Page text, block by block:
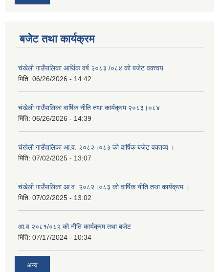
बजेट तथा कार्यक्रम
चंखेली गाउँपालिका आर्थिक वर्ष २०८३ /०८४ को बजेट वक्त्वय
मिति: 06/26/2026 - 14:42
चंखेली गाउँपालिका वार्षिक नीति तथा कार्यक्रम २०८३।०८४
मिति: 06/26/2026 - 14:39
चंखेली गाउँपालिका आ.व. २०८२।०८३ को वार्षिक बजेट वक्तव्य ।
मिति: 07/02/2025 - 13:07
चंखेली गाउँपालिका आ.व. २०८२।०८३ को वार्षिक नीति तथा कार्यक्रम ।
मिति: 07/02/2025 - 13:02
आ.व २०८१/०८२ को नीति कार्यक्रम तथा बजेट
मिति: 07/17/2024 - 10:34
अन्य